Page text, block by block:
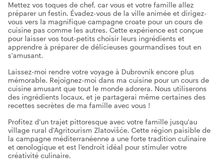
Mettez vos toques de chef, car vous et votre famille allez
préparer un festin. Évadez-vous de la ville animée et dirigez-
vous vers la magnifique campagne croate pour un cours de
cuisine pas comme les autres. Cette expérience est conçue
pour laisser vos tout-petits choisir leurs ingrédients et
apprendre à préparer de délicieuses gourmandises tout en
s'amusant.
Laissez-moi rendre votre voyage à Dubrovnik encore plus
mémorable. Rejoignez-moi dans ma cuisine pour un cours de
cuisine amusant que tout le monde adorera. Nous utiliserons
des ingrédients locaux, et je partagerai même certaines des
recettes secrètes de ma famille avec vous !
Profitez d'un trajet pittoresque avec votre famille jusqu'au
village rural d'Agritourism Zlatovišće. Cette région paisible de
la campagne méditerranéenne a une forte tradition culinaire
et œnologique et est l'endroit idéal pour stimuler votre
créativité culinaire.